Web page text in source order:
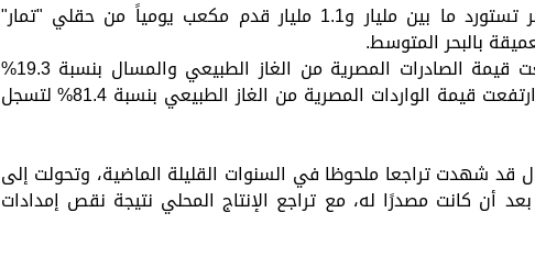
وقبل اندلاع حرب إيران، كانت مصر تستورد ما بين مليار و1.1 مليار قدم مكعب يومياً من حقلي "تمار"
بالبحر المتوسط.
وخلال العام الماضي 2025؛ تراجعت قيمة الصادرات المصرية من الغاز الطبيعي والمسال بنسبة 19.3%
لتسجل 253.16 مليون دولار، فيما ارتفعت قيمة الواردات المصرية من الغاز الطبيعي بنسبة 81.4% لتسجل
قد شهدت تراجعا ملحوظا في السنوات القليلة الماضية، وتحولت إلى
مستورد للغاز الطبيعي في 2024 بعد أن كانت مصدرًا له، مع تراجع الإنتاج المحلي نتيجة نقص إمدادات